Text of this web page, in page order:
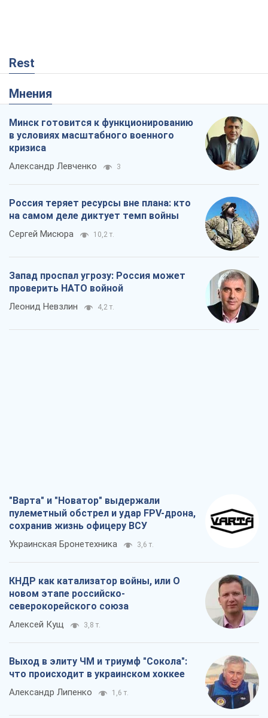
Rest
Мнения
Минск готовится к функционированию
в условиях масштабного военного
кризиса
Александр Левченко 3
Россия теряет ресурсы вне плана: кто
на самом деле диктует темп войны
Сергей Мисюра 10,2 т.
Запад проспал угрозу: Россия может
проверить НАТО войной
Леонид Невзлин 4,2 т.
"Варта" и "Новатор" выдержали
пулеметный обстрел и удар FPV-дрона,
сохранив жизнь офицеру ВСУ
Украинская Бронетехника 3,6 т.
КНДР как катализатор войны, или О
новом этапе российско-
северокорейского союза
Алексей Кущ 3,8 т.
Выход в элиту ЧМ и триумф "Сокола":
что происходит в украинском хоккее
Александр Липенко 1,6 т.